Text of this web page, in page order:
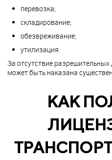
перевозка;
складирование;
обезвреживание;
утилизация.
За отсутствие
может быть наказана
КАК